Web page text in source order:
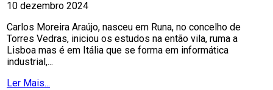
10 dezembro 2024
Carlos Moreira Araújo, nasceu em Runa, no concelho de
Torres Vedras, iniciou os estudos na então vila, ruma a
Lisboa mas é em Itália que se forma em informática
industrial,...
Ler Mais...